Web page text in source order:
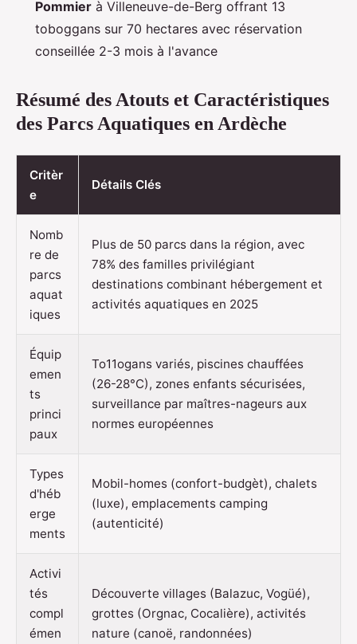
Pommier à Villeneuve-de-Berg offrant 13
toboggans sur 70 hectares avec réservation
conseillée 2-3 mois à l'avance
Résumé des Atouts et Caractéristiques
des Parcs Aquatiques en Ardèche
Critèr
e
Détails Clés
Nomb
re de
parcs
aquat
iques
Plus de 50 parcs dans la région, avec
78% des familles privilégiant
destinations combinant hébergement et
activités aquatiques en 2025
Équip
emen
ts
princi
paux
To11ogans variés, piscines chauffées
(26-28°C), zones enfants sécurisées,
surveillance par maîtres-nageurs aux
normes européennes
Types
d'héb
erge
ments
Mobil-homes (confort-budgèt), chalets
(luxe), emplacements camping
(autenticité)
Activi
tés
compl
émen
Découverte villages (Balazuc, Vogüé),
grottes (Orgnac, Cocalière), activités
nature (canoë, randonnées)